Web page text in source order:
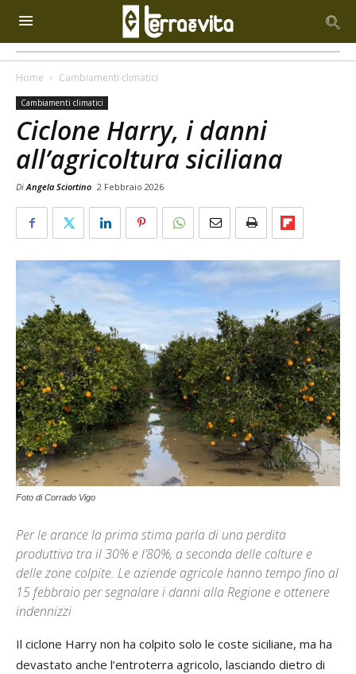
Home Cambiamenti climatici
Cambiamenti climatici
Ciclone Harry, i danni
all’agricoltura siciliana
DiAngela Sciortino 2 Febbraio 2026
Foto di Corrado Vigo
Per le arance la prima stima parla di una perdita
produttiva tra il 30% e l’80%, a seconda delle colture e
delle zone colpite. Le aziende agricole hanno tempo fino al
15 febbraio per segnalare i danni alla Regione e ottenere
indennizzi
Il ciclone Harry non ha colpito solo le coste siciliane, ma ha
devastato anche l’entroterra agricolo, lasciando dietro di